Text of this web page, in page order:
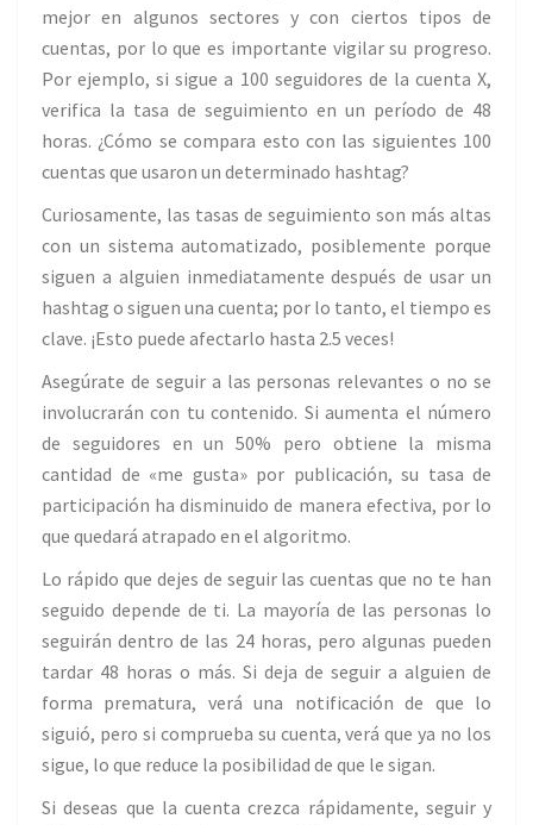
mejor en algunos sectores y con ciertos tipos de
cuentas, por lo que es importante vigilar su progreso.
Por ejemplo, si sigue a 100 seguidores de la cuenta X,
verifica la tasa de seguimiento en un período de 48
horas. ¿Cómo se compara esto con las siguientes 100
cuentas que usaron un determinado hashtag?
Curiosamente, las tasas de seguimiento son más altas
con un sistema automatizado, posiblemente porque
siguen a alguien inmediatamente después de usar un
hashtag o siguen una cuenta; por lo tanto, el tiempo es
clave. ¡Esto puede afectarlo hasta 2.5 veces!
Asegúrate de seguir a las personas relevantes o no se
involucrarán con tu contenido. Si aumenta el número
de seguidores en un 50% pero obtiene la misma
cantidad de «me gusta» por publicación, su tasa de
participación ha disminuido de manera efectiva, por lo
que quedará atrapado en el algoritmo.
Lo rápido que dejes de seguir las cuentas que no te han
seguido depende de ti. La mayoría de las personas lo
seguirán dentro de las 24 horas, pero algunas pueden
tardar 48 horas o más. Si deja de seguir a alguien de
forma prematura, verá una notificación de que lo
siguió, pero si comprueba su cuenta, verá que ya no los
sigue, lo que reduce la posibilidad de que le sigan.
Si deseas que la cuenta crezca rápidamente, seguir y